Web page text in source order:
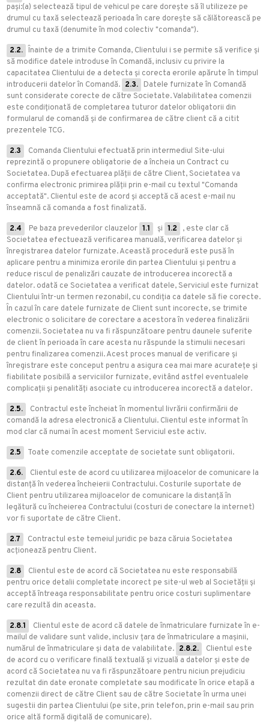
pași:(a) selectează tipul de vehicul pe care dorește să îl utilizeze pe
drumul cu taxă selectează perioada în care dorește să călătorească pe
drumul cu taxă (denumite în mod colectiv "comanda").
2.2.
Înainte de a trimite Comanda, Clientului i se permite să verifice și
să modifice datele introduse în Comandă, inclusiv cu privire la
capacitatea Clientului de a detecta și corecta erorile apărute în timpul
introducerii datelor în Comandă. 2.3.
Datele furnizate în Comandă
sunt considerate corecte de către Societate. Valabilitatea comenzii
este condiționată de completarea tuturor datelor obligatorii din
formularul de comandă și de confirmarea de către client că a citit
prezentele TCG.
2.3
Comanda Clientului efectuată prin intermediul Site-ului
reprezintă o propunere obligatorie de a încheia un Contract cu
Societatea. După efectuarea plății de către Client, Societatea va
confirma electronic primirea plății prin e-mail cu textul "Comanda
acceptată". Clientul este de acord și acceptă că acest e-mail nu
înseamnă că comanda a fost finalizată.
2.4 Pe baza prevederilor clauzelor 1.1 și 1.2
, este clar că
Societatea efectuează verificarea manuală, verificarea datelor și
înregistrarea datelor furnizate. Această procedură este pusă în
aplicare pentru a minimiza erorile din partea Clientului și pentru a
reduce riscul de penalizări cauzate de introducerea incorectă a
datelor. odată ce Societatea a verificat datele, Serviciul este furnizat
Clientului într-un termen rezonabil, cu condiția ca datele să fie corecte.
În cazul în care datele furnizate de Client sunt incorecte, se trimite
electronic o solicitare de corectare a acestora în vederea finalizării
comenzii. Societatea nu va fi răspunzătoare pentru daunele suferite
de client în perioada în care acesta nu răspunde la stimulii necesari
pentru finalizarea comenzii. Acest proces manual de verificare și
înregistrare este conceput pentru a asigura cea mai mare acuratețe și
fiabilitate posibilă a serviciilor furnizate, evitând astfel eventualele
complicații și penalități asociate cu introducerea incorectă a datelor.
2.5.
Contractul este încheiat în momentul livrării confirmării de
comandă la adresa electronică a Clientului. Clientul este informat în
mod clar că numai în acest moment Serviciul este activ.
2.5 Toate comenzile acceptate de societate sunt obligatorii.
2.6.
Clientul este de acord cu utilizarea mijloacelor de comunicare la
distanță în vederea încheierii Contractului. Costurile suportate de
Client pentru utilizarea mijloacelor de comunicare la distanță în
legătură cu încheierea Contractului (costuri de conectare la internet)
vor fi suportate de către Client.
2.7
Contractul este temeiul juridic pe baza căruia Societatea
acționează pentru Client.
2.8
Clientul este de acord că Societatea nu este responsabilă
pentru orice detalii completate incorect pe site-ul web al Societății și
acceptă întreaga responsabilitate pentru orice costuri suplimentare
care rezultă din aceasta.
2.8.1
Clientul este de acord că datele de înmatriculare furnizate în e-
mailul de validare sunt valide, inclusiv țara de înmatriculare a mașinii,
numărul de înmatriculare și data de valabilitate. 2.8.2.
Clientul este
de acord cu o verificare finală textuală și vizuală a datelor și este de
acord că Societatea nu va fi răspunzătoare pentru niciun prejudiciu
rezultat din date eronate completate sau modificate în orice etapă a
comenzii direct de către Client sau de către Societate în urma unei
sugestii din partea Clientului (pe site, prin telefon, prin e-mail sau prin
orice altă formă digitală de comunicare).